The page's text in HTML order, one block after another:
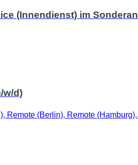
(Innendienst) im
w/d)
Remote (Berlin), Remote